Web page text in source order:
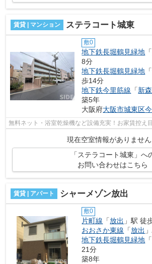
賃貸 | マンション ステラコート城東
敷0
地下鉄長堀鶴見緑地 「
8分
地下鉄長堀鶴見緑地 「
歩14分
地下鉄今里筋線 「新
築5年
大阪府大阪市城東区
無料ネット・浴室乾燥機など設備充実！お家賃控え
現在空室情報がありません
「ステラコート城東」へ
お問い合わせはこちら
賃貸 | アパート シャーメゾン放出
敷0
片町線 「放出 」駅 徒
おおさか東線 「放出
地下鉄長堀鶴見緑地 「
21分
築8年